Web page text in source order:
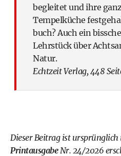
begleitet und ihre
Tempelküche
buch? Auch ein
Lehrstück über
Natur.
Echtzeit Verlag, 448
Dieser Beitrag ist ursprünglich
PrintausgabeNr. 24/2026